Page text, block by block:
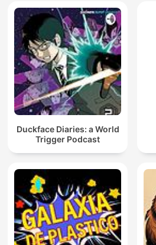
Duckface Diaries: a World
Trigger Podcast